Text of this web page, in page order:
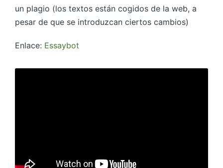
un plagio (los textos están cogidos de la web, a
pesar de que se introduzcan ciertos cambios)
Enlace: Essaybot